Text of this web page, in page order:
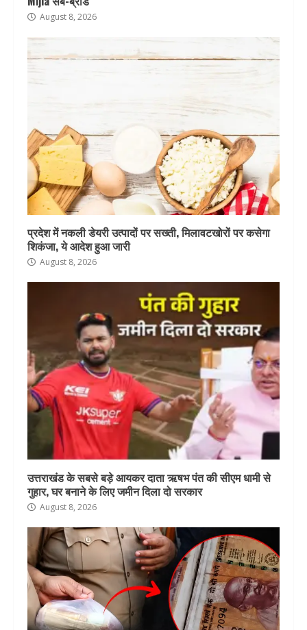
August 8, 2026
प्रदेश में नकली डेयरी उत्पादों पर सख्ती, मिलावटखोरों पर कसेगा
शिकंजा, ये आदेश हुआ जारी
August 8, 2026
उत्तराखंड के सबसे बड़े आयकर दाता ऋषभ पंत की सीएम धामी से
गुहार, घर बनाने के लिए जमीन दिला दो सरकार
August 8, 2026